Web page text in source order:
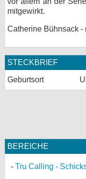
mitgewirkt.
Catherine Bühnsack -
STECKBRIEF
Geburtsort
BEREICHE
Tru Calling -